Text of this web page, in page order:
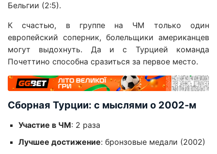
Бельгии (2:5).
К счастью, в группе на ЧМ только один
европейский соперник, болельщики американцев
могут выдохнуть. Да и с Турцией команда
Почеттино способна сразиться за первое место.
Сборная Турции: с мыслями о 2002-м
Участие в ЧМ: 2 раза
Лучшее достижение: бронзовые медали (2002)